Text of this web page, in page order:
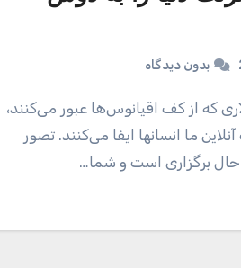
بدون دیدگاه
ما انسانها ایفا می‌کنند. تصور
حال برگزاری است و شما…